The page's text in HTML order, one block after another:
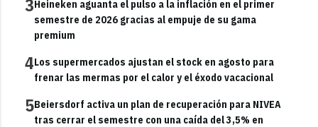
3Heineken aguanta el pulso a la inflación en el primer
semestre de 2026 gracias al empuje de su gama
premium
4Los supermercados ajustan el stock en agosto para
frenar las mermas por el calor y el éxodo vacacional
5Beiersdorf activa un plan de recuperación para NIVEA
tras cerrar el semestre con una caída del 3,5% en